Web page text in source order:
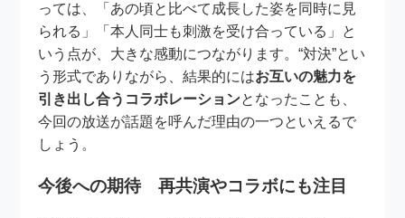
っては、「あの頃と比べて成長した姿を同時に見
られる」「本人同士も刺激を受け合っている」と
いう点が、大きな感動につながります。“対決”とい
う形式でありながら、結果的にはお互いの魅力を
引き出し合うコラボレーションとなったことも、
今回の放送が話題を呼んだ理由の一つといえるで
しょう。
今後への期待 再共演やコラボにも注目